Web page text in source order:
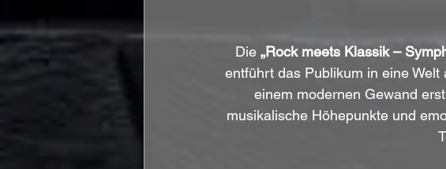
Die „Rock meets Klassik –
entführt das Publikum in eine
einem modernen Gewand
musikalische Höhepunkte und